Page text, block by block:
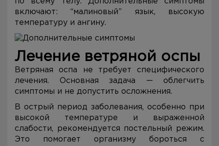
включают: “малиновый” язык, высокую
температуру и ангину.
Лечение ветряной оспы
Ветряная оспа не требует специфического
лечения. Основная задача — облегчить
симптомы и не допустить осложнения.
В острый период заболевания, особенно при
высокой температуре и выраженной
слабости, рекомендуется постельный режим.
Это помогает организму бороться с